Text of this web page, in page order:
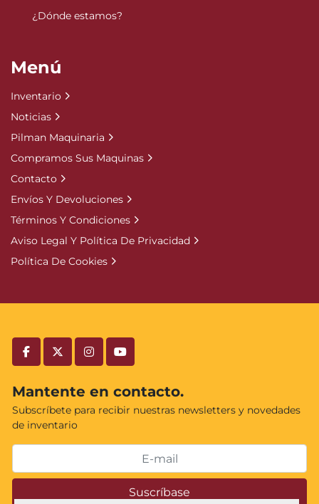
facebooktwitterinstagramyoutube
Mantente en contacto.
Subscríbete para recibir nuestras newsletters y novedades
de inventario
Suscríbase
¿Dónde estamos?
Menú
Inventario
Noticias
Pilman Maquinaria
Compramos Sus Maquinas
Contacto
Envíos Y Devoluciones
Términos Y Condiciones
Aviso Legal Y Política De Privacidad
Política De Cookies